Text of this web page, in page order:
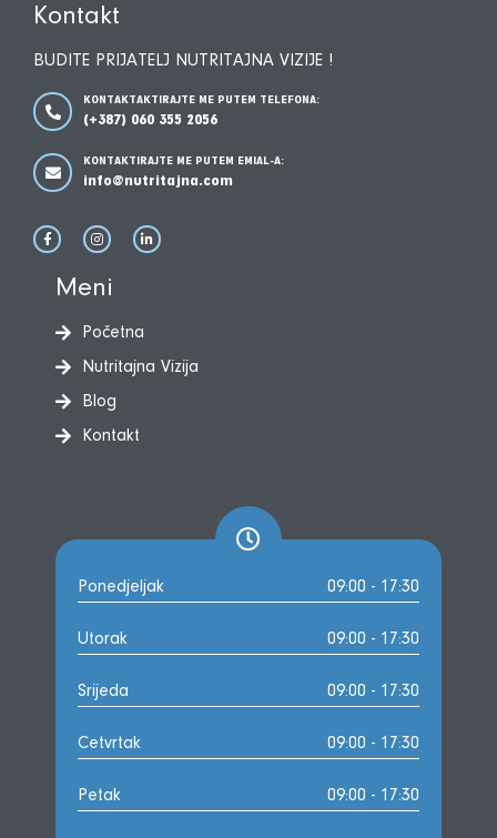
Kontakt
BUDITE PRIJATELJ NUTRITAJNA VIZIJE !
KONTAKTAKTIRAJTE ME PUTEM TELEFONA:
(+387) 060 355 2056
KONTAKTIRAJTE ME PUTEM EMIAL-A:
info@nutritajna.com
Meni
Početna
Nutritajna Vizija
Blog
Kontakt
Ponedjeljak 09:00 - 17:30
Utorak 09:00 - 17:30
Srijeda 09:00 - 17:30
Cetvrtak 09:00 - 17:30
Petak 09:00 - 17:30